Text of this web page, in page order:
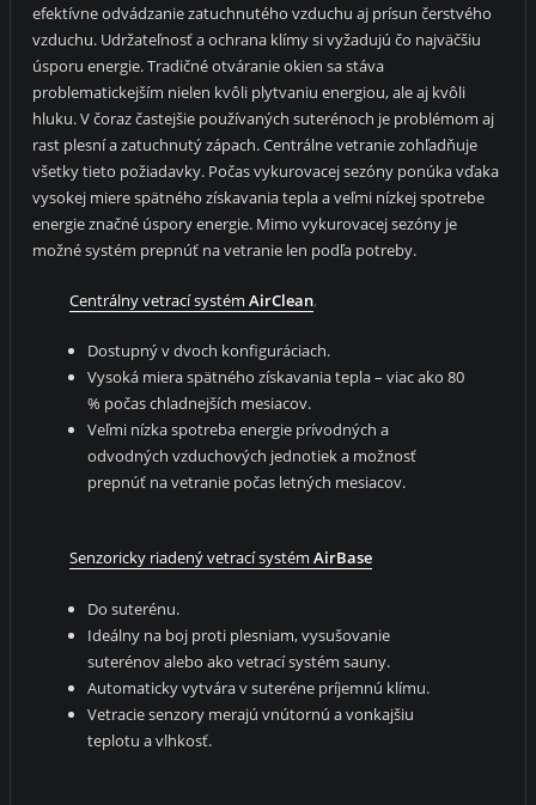
efektívne odvádzanie zatuchnutého vzduchu aj prísun čerstvého
vzduchu. Udržateľnosť a ochrana klímy si vyžadujú čo najväčšiu
úsporu energie. Tradičné otváranie okien sa stáva
problematickejším nielen kvôli plytvaniu energiou, ale aj kvôli
hluku. V čoraz častejšie používaných suterénoch je problémom aj
rast plesní a zatuchnutý zápach. Centrálne vetranie zohľadňuje
všetky tieto požiadavky. Počas vykurovacej sezóny ponúka vďaka
vysokej miere spätného získavania tepla a veľmi nízkej spotrebe
energie značné úspory energie. Mimo vykurovacej sezóny je
možné systém prepnúť na vetranie len podľa potreby.
Centrálny vetrací systémAirClean,
Dostupný v dvoch konfiguráciach.
Vysoká miera spätného získavania tepla – viac ako 80
% počas chladnejších mesiacov.
Veľmi nízka spotreba energie prívodných a
odvodných vzduchových jednotiek a možnosť
prepnúť na vetranie počas letných mesiacov.
Senzoricky riadený vetrací systémAirBase
Do suterénu.
Ideálny na boj proti plesniam, vysušovanie
suterénov alebo ako vetrací systém sauny.
Automaticky vytvára v suteréne príjemnú klímu.
Vetracie senzory merajú vnútornú a vonkajšiu
teplotu a vlhkosť.